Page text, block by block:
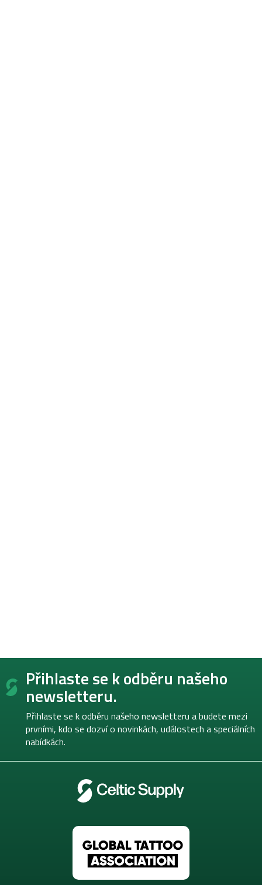
Z
Přihlaste se k odběru našeho
newsletteru.
Přihlaste se k odběru našeho newsletteru a budete mezi
prvními, kdo se dozví o novinkách, událostech a speciálních
nabídkách.